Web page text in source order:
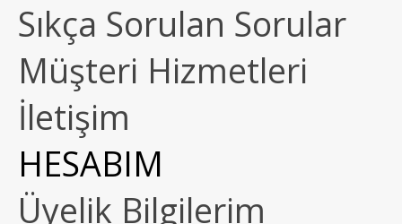
Sıkça Sorulan Sorular
Müşteri Hizmetleri
İletişim
HESABIM
Üyelik Bilgilerim